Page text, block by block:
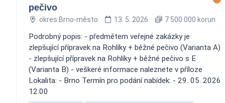
pečivo
okres Brno-město 13. 5. 2026 7 500 000 korun
Podrobný popis: - předmětem veřejné zakázky je
zlepšující přípravek na Rohlíky + běžné pečivo (Varianta A)
- zlepšující přípravek na Rohlíky + běžné pečivo s E
(Varianta B) - veškeré informace naleznete v příloze
Lokalita: - Brno Termín pro podání nabídek: - 29. 05. 2026
12:00